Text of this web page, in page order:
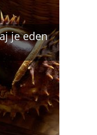
je eden